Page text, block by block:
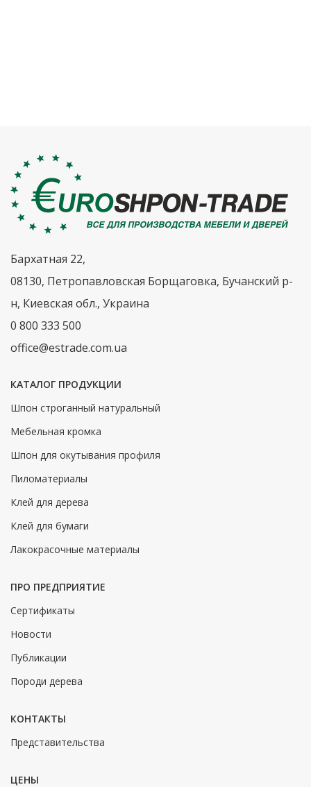
Бархатная 22,
08130, Петропавловская Борщаговка, Бучанский р-
н, Киевская обл., Украина
0 800 333 500
office@estrade.com.ua
КАТАЛОГ ПРОДУКЦИИ
Шпон строганный натуральный
Мебельная кромка
Шпон для окутывания профиля
Пиломатериалы
Клей для дерева
Клей для бумаги
Лакокрасочные материалы
ПРО ПРЕДПРИЯТИЕ
Сертификаты
Новости
Публикации
Породи дерева
КОНТАКТЫ
Представительства
ЦЕНЫ